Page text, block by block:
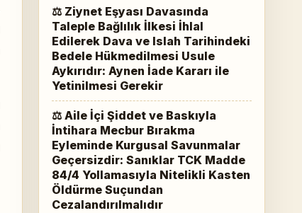
⚖ Ziynet Eşyası Davasında
Taleple Bağlılık İlkesi İhlal
Edilerek Dava ve Islah Tarihindeki
Bedele Hükmedilmesi Usule
Aykırıdır: Aynen İade Kararı ile
Yetinilmesi Gerekir
⚖ Aile İçi Şiddet ve Baskıyla
İntihara Mecbur Bırakma
Eyleminde Kurgusal Savunmalar
Geçersizdir: Sanıklar TCK Madde
84/4 Yollamasıyla Nitelikli Kasten
Öldürme Suçundan
Cezalandırılmalıdır